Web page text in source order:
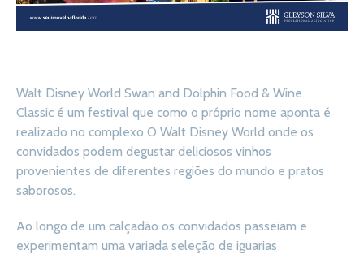
Walt Disney World Swan and Dolphin Food & Wine
Classic é um festival que como o próprio nome aponta é
realizado no complexo O Walt Disney World onde os
convidados podem degustar deliciosos vinhos
provenientes de diferentes regiões do mundo e pratos
saborosos.
Ao longo de um calçadão os convidados passeiam e
experimentam uma variada seleção de iguarias